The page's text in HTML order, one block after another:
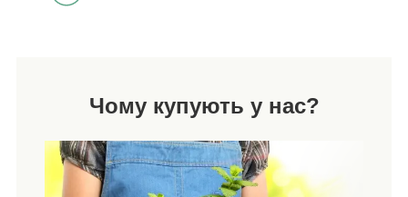
Чому купують у нас?